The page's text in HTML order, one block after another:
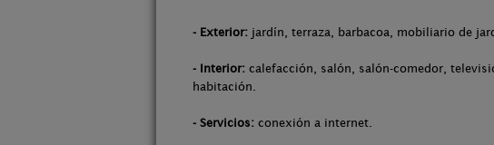
- Exterior: jardín, terraza, barbacoa, mobiliario de
- Interior: calefacción, salón, salón-comedor,
habitación.
- Servicios: conexión a internet.